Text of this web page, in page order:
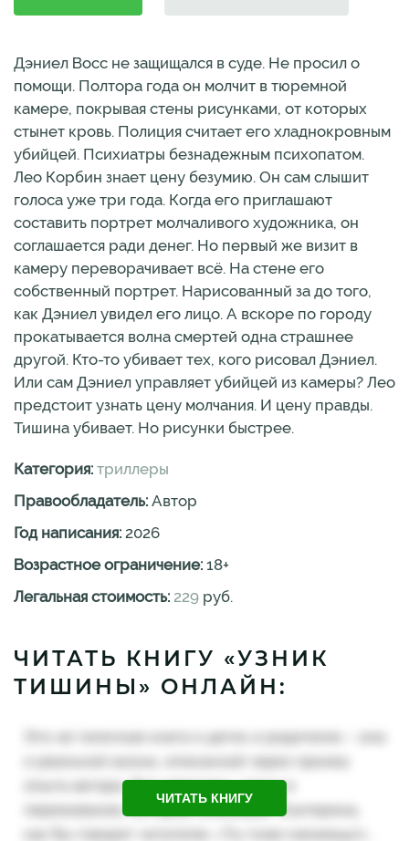
Дэниел Восс не защищался в суде. Не просил о
помощи. Полтора года он молчит в тюремной
камере, покрывая стены рисунками, от которых
стынет кровь. Полиция считает его хладнокровным
убийцей. Психиатры безнадежным психопатом.
Лео Корбин знает цену безумию. Он сам слышит
голоса уже три года. Когда его приглашают
составить портрет молчаливого художника, он
соглашается ради денег. Но первый же визит в
камеру переворачивает всё. На стене его
собственный портрет. Нарисованный за до того,
как Дэниел увидел его лицо. А вскоре по городу
прокатывается волна смертей одна страшнее
другой. Кто-то убивает тех, кого рисовал Дэниел.
Или сам Дэниел управляет убийцей из камеры? Лео
предстоит узнать цену молчания. И цену правды.
Тишина убивает. Но рисунки быстрее.
Категория: триллеры
Правообладатель: Автор
Год написания: 2026
Возрастное ограничение: 18+
Легальная стоимость: 229 руб.
ЧИТАТЬ КНИГУ «УЗНИК
ТИШИНЫ» ОНЛАЙН:
ЧИТАТЬ КНИГУ